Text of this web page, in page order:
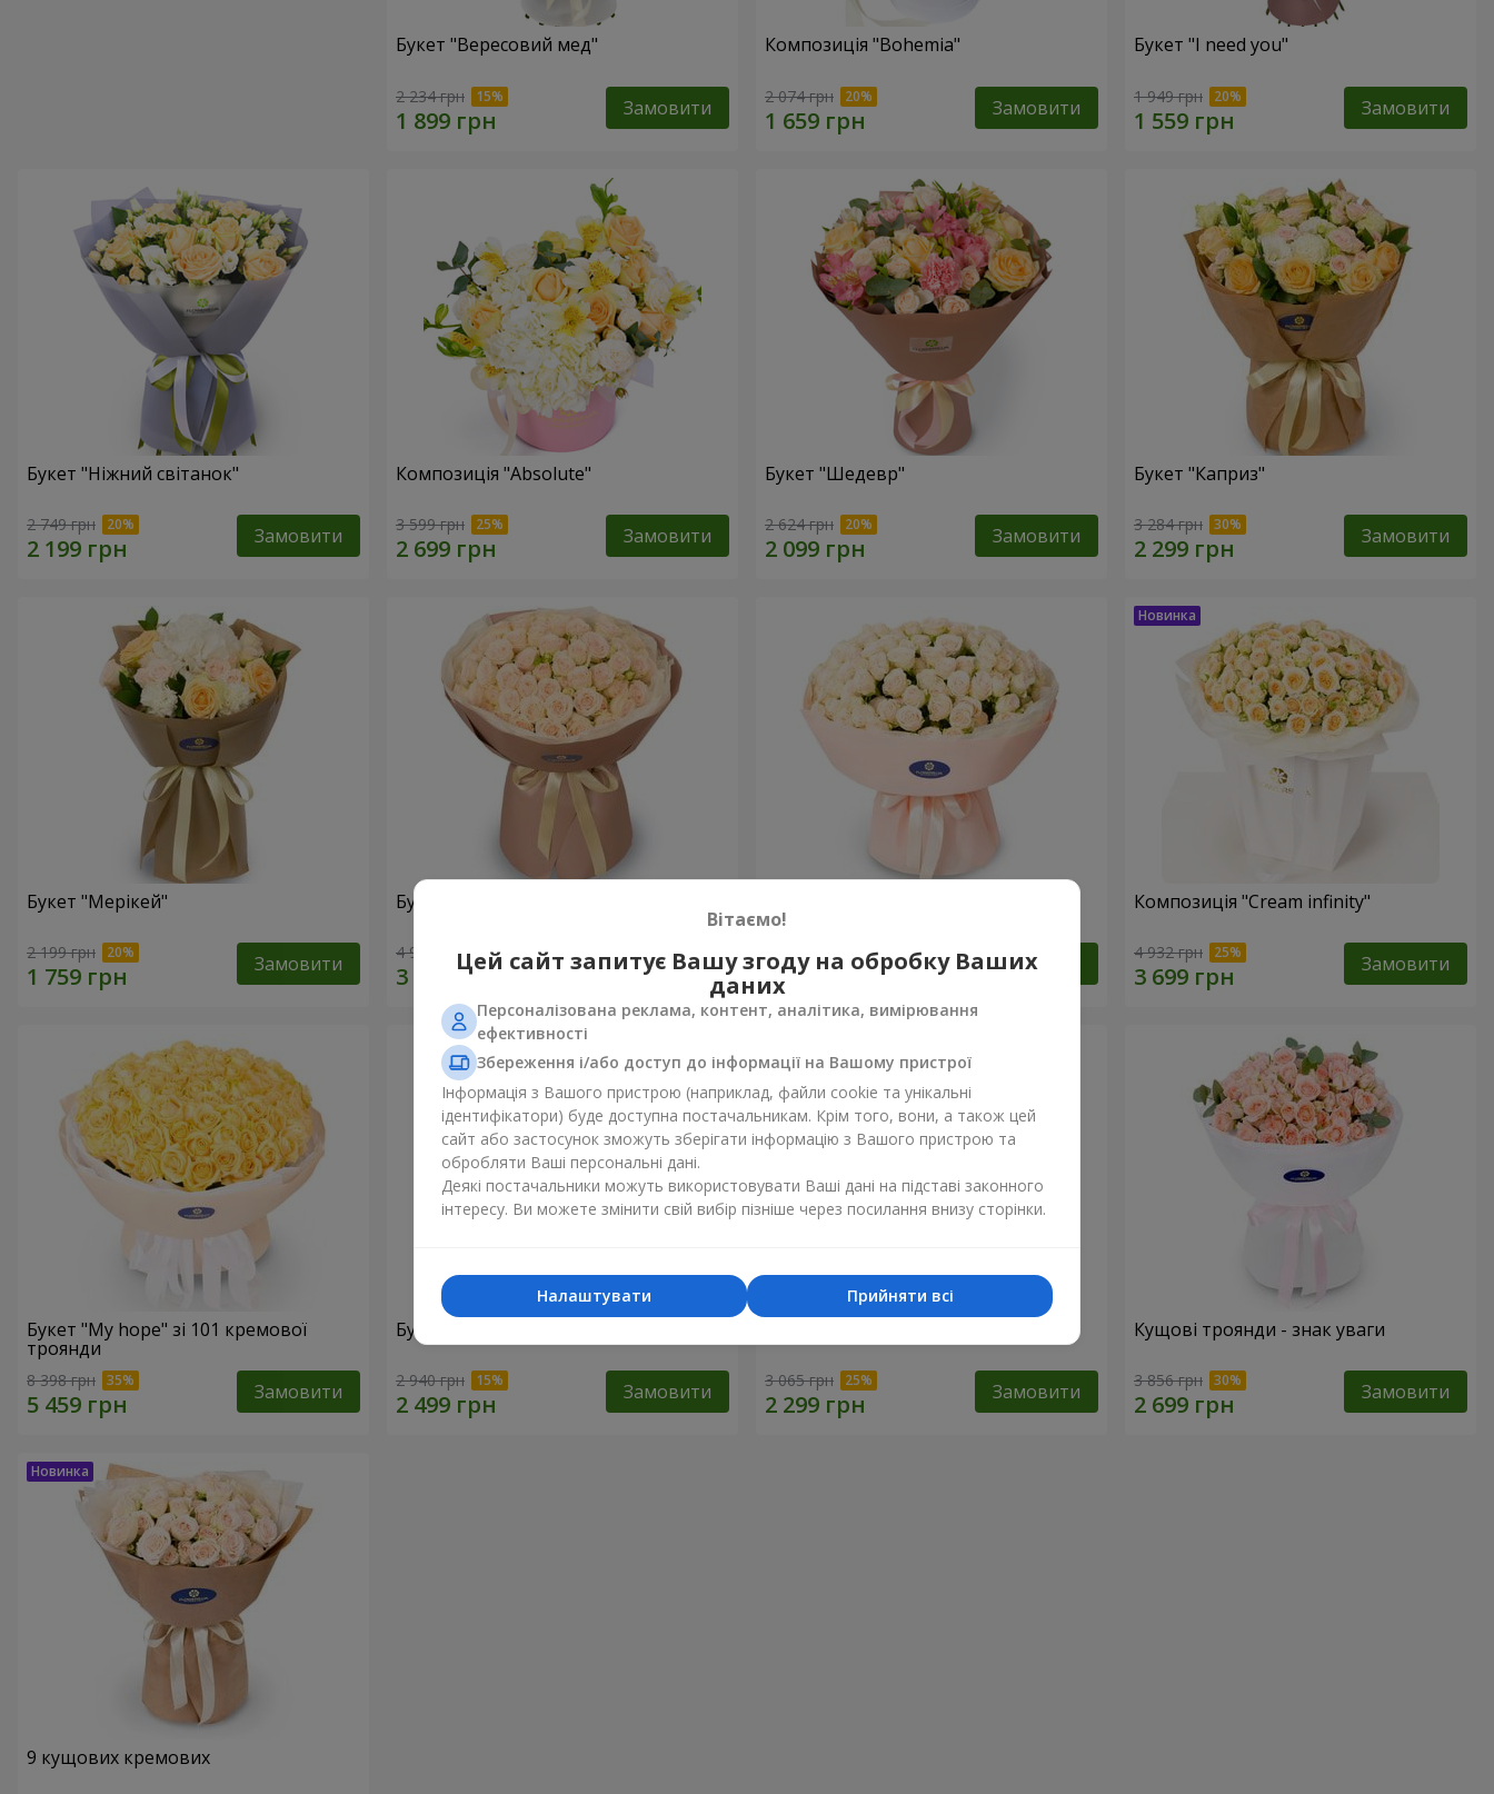
Букет "Вересовий мед"
2 234 грн Замовити
Композиція "Bohemia"
2 074 грн Замовити
Букет "I need you"
1 949 грн Замовити
Букет "Ніжний світанок"
2 749 грн Замовити
Композиція "Absolute"
3 599 грн Замовити
Букет "Шедевр"
2 624 грн Замовити
Букет "Каприз"
3 284 грн Замовити
Букет "Мерікей"
2 199 грн Замовити
Букет "Cream Rose"
4 922 грн Замовити
троянди
9 168 грн Замовити
Композиція "Cream infinity"
4 932 грн Замовити
Букет "My hope" зі 101 кремової
троянди
8 398 грн Замовити
Букет "Nude Perfume"
2 940 грн Замовити 3 065 грн Замовити
Кущові троянди - знак уваги
3 856 грн Замовити
9 кущових кремових
Вітаємо!
Цей сайт запитує Вашу згоду на обробку Ваших
даних
Персоналізована реклама, контент, аналітика, вимірювання
ефективності
Збереження і/або доступ до інформації на Вашому пристрої
Інформація з Вашого пристрою (наприклад, файли cookie та унікальні
ідентифікатори) буде доступна постачальникам. Крім того, вони, а також цей
сайт або застосунок зможуть зберігати інформацію з Вашого пристрою та
обробляти Ваші персональні дані.
Деякі постачальники можуть використовувати Ваші дані на підставі законного
інтересу. Ви можете змінити свій вибір пізніше через посилання внизу сторінки.
Прийняти всі
Налаштувати